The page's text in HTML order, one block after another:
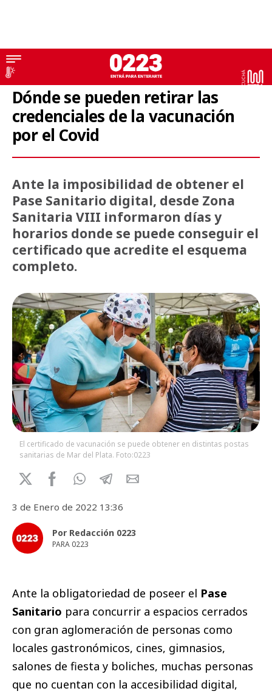
Pase Sanitario
Dónde se pueden retirar las
credenciales de la vacunación
por el Covid
Ante la imposibilidad de obtener el
Pase Sanitario digital, desde Zona
Sanitaria VIII informaron días y
horarios donde se puede conseguir el
certificado que acredite el esquema
completo.
El certificado de vacunación se puede obtener en distintas postas
sanitarias de Mar del Plata. Foto:0223
3 de Enero de 2022 13:36
Por Redacción 0223
PARA 0223
Ante la obligatoriedad de poseer el Pase
Sanitario para concurrir a espacios cerrados
con gran aglomeración de personas como
locales gastronómicos, cines, gimnasios,
salones de fiesta y boliches, muchas personas
que no cuentan con la accesibilidad digital,